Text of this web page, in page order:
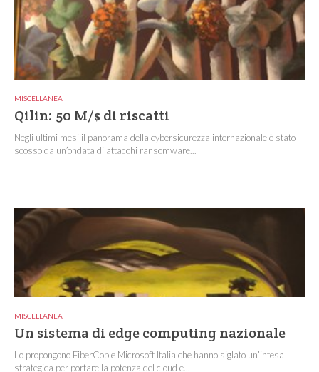
MISCELLANEA
Qilin: 50 M/$ di riscatti
Negli ultimi mesi il panorama della cybersicurezza internazionale è stato
scosso da un’ondata di attacchi ransomware...
MISCELLANEA
Un sistema di edge computing nazionale
Lo propongono FiberCop e Microsoft Italia che hanno siglato un’intesa
strategica per portare la potenza del cloud e...